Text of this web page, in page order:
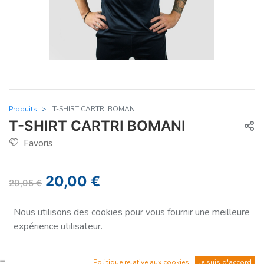
Produits T-SHIRT CARTRI BOMANI
T-SHIRT CARTRI BOMANI
Favoris
29,95€ 20,00 €
Vous économisez -33%
S
Nous utilisons des cookies pour vous fournir une meilleure
expérience utilisateur.